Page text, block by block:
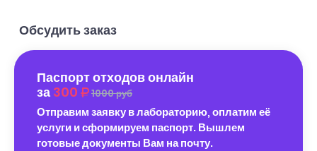
Обсудить заказ
Паспорт отходов онлайн
за 300 1000 руб
Отправим заявку в лабораторию, оплатим её
услуги и сформируем паспорт. Вышлем
готовые документы Вам на почту.